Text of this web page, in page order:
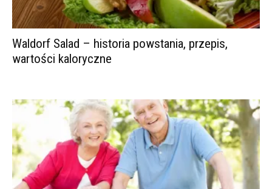
Waldorf Salad – historia powstania, przepis,
wartości kaloryczne